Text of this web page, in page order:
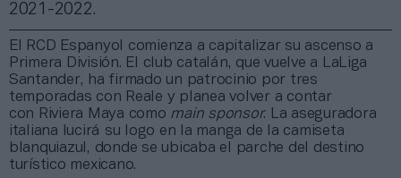
2021-2022.
El RCD Espanyol comienza a capitalizar su ascenso a
Primera División. El club catalán, que vuelve a LaLiga
Santander, ha firmado un patrocinio por tres
temporadas con Reale y planea volver a contar
con Riviera Maya como main sponsor. La aseguradora
italiana lucirá su logo en la manga de la camiseta
blanquiazul, donde se ubicaba el parche del destino
turístico mexicano.